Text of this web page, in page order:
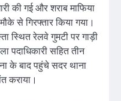
की गई और शराब माफिया
से गिरफ्तार किया गया।
स्थित रेलवे गुमटी पर गाड़ी
पदाधिकारी सहित तीन
के बाद पहुंचे सदर थाना
कराया।